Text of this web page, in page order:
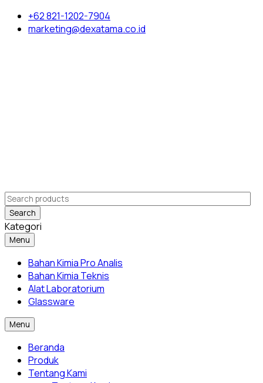
+62 821-1202-7904
marketing@dexatama.co.id
Search
Kategori
Menu
Bahan Kimia Pro Analis
Bahan Kimia Teknis
Alat Laboratorium
Glassware
Menu
Beranda
Produk
Tentang Kami